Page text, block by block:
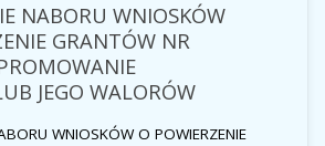
PROMOWANIE
OBSZARU
NABORU WNIOSKÓW
GRANTÓW NR
JEGO WALORÓW
WNIOSKÓW O POWIERZENIE